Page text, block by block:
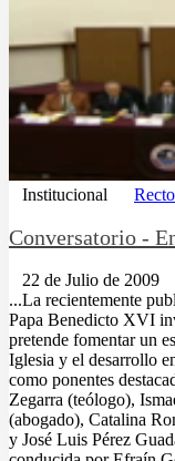
Institucional
Conversatorio -
22 de Julio de 2009
...La recientemente
Papa Benedicto XVI
pretende fomentar un
Iglesia y el desarrollo
como ponentes
Zegarra (teólogo),
(abogado), Catalina
y José Luis Pérez